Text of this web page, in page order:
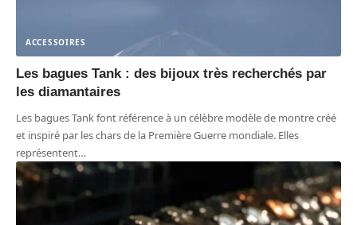
ACCESSOIRES
Les bagues Tank : des bijoux très recherchés par
les diamantaires
Les bagues Tank font référence à un célèbre modèle de montre créé
et inspiré par les chars de la Première Guerre mondiale. Elles
représentent…